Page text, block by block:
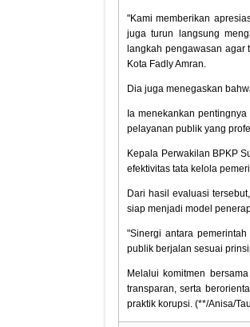
"Kami memberikan
juga turun langsung
langkah pengawasan agar
Kota Fadly Amran.
Dia juga menegaskan
Ia menekankan
pelayanan publik yang
Kepala Perwakilan BPKP
efektivitas tata kelola
Dari hasil evaluasi
siap menjadi model
"Sinergi antara
publik berjalan sesuai
Melalui komitmen
transparan, serta
praktik korupsi. (**/Anisa/